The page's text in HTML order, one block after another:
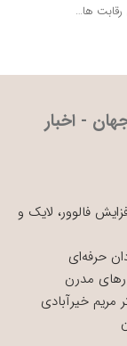
ها…
- اخبار
فالوور، لایک و
حرفه‌ای
مدرن
مریم خیرآبادی